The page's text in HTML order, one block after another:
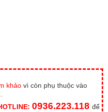
khảo vì còn phụ thuộc vào
0936.223.118 để